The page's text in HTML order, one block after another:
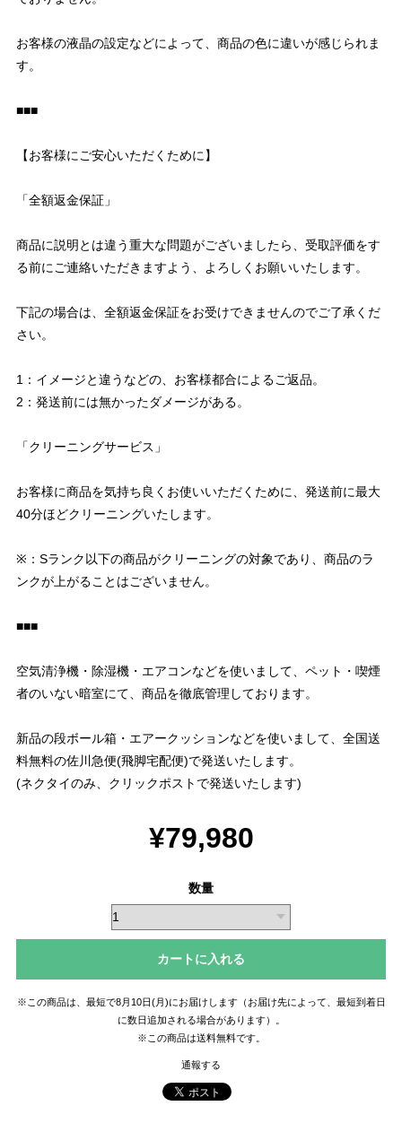
お客様の液晶の設定などによって、商品の色に違いが感じられま
す。
■■■
【お客様にご安心いただくために】
「全額返金保証」
商品に説明とは違う重大な問題がございましたら、受取評価をす
る前にご連絡いただきますよう、よろしくお願いいたします。
下記の場合は、全額返金保証をお受けできませんのでご了承くだ
さい。
1：イメージと違うなどの、お客様都合によるご返品。
2：発送前には無かったダメージがある。
「クリーニングサービス」
お客様に商品を気持ち良くお使いいただくために、発送前に最大
40分ほどクリーニングいたします。
※：Sランク以下の商品がクリーニングの対象であり、商品のラ
ンクが上がることはございません。
■■■
空気清浄機・除湿機・エアコンなどを使いまして、ペット・喫煙
者のいない暗室にて、商品を徹底管理しております。
新品の段ボール箱・エアークッションなどを使いまして、全国送
料無料の佐川急便(飛脚宅配便)で発送いたします。
(ネクタイのみ、クリックポストで発送いたします)
¥79,980
数量
カートに入れる
※この商品は、最短で8月10日(月)にお届けします（お届け先によって、最短到着日
に数日追加される場合があります）。
※この商品は送料無料です。
通報する